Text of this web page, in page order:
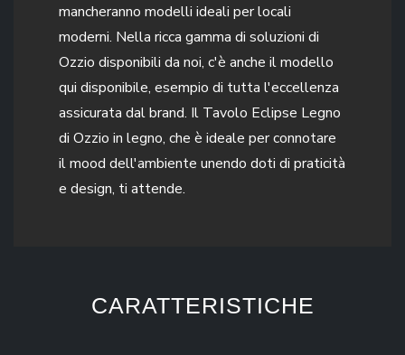
mancheranno modelli ideali per locali
moderni. Nella ricca gamma di soluzioni di
Ozzio disponibili da noi, c'è anche il modello
qui disponibile, esempio di tutta l'eccellenza
assicurata dal brand. Il Tavolo Eclipse Legno
di Ozzio in legno, che è ideale per connotare
il mood dell'ambiente unendo doti di praticità
e design, ti attende.
CARATTERISTICHE